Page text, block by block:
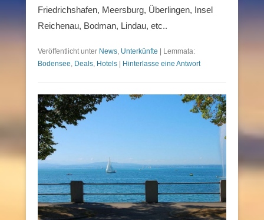
Friedrichshafen, Meersburg, Überlingen, Insel
Reichenau, Bodman, Lindau, etc..
Veröffentlicht unter News, Unterkünfte
Lemmata:
Bodensee, Deals, Hotels Hinterlasse eine Antwort